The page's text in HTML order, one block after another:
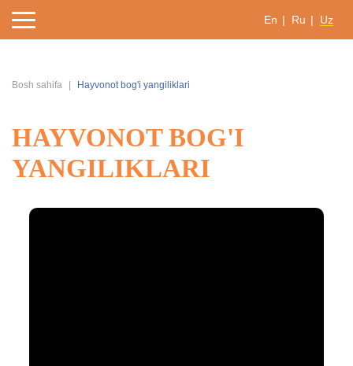
En Ru Uz
Bosh sahifa Hayvonot bog'i yangiliklari
HAYVONOT BOG'I
YANGILIKLARI